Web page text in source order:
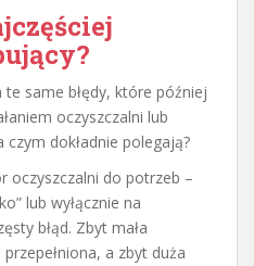
same błędy, które później
oczyszczalni lub
dokładnie polegają?
oczyszczalni do potrzeb –
lub wyłącznie na
błąd. Zbyt mała
a zbyt duża